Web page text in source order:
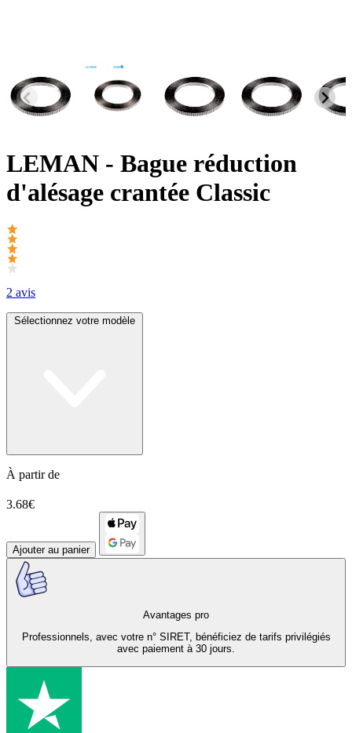
LEMAN - Bague réduction
d'alésage crantée Classic
2 avis
Sélectionnez votre modèle
À partir de
3.68€
Ajouter au panier
Avantages pro
Professionnels, avec votre n° SIRET, bénéficiez de tarifs privilégiés
avec paiement à 30 jours.